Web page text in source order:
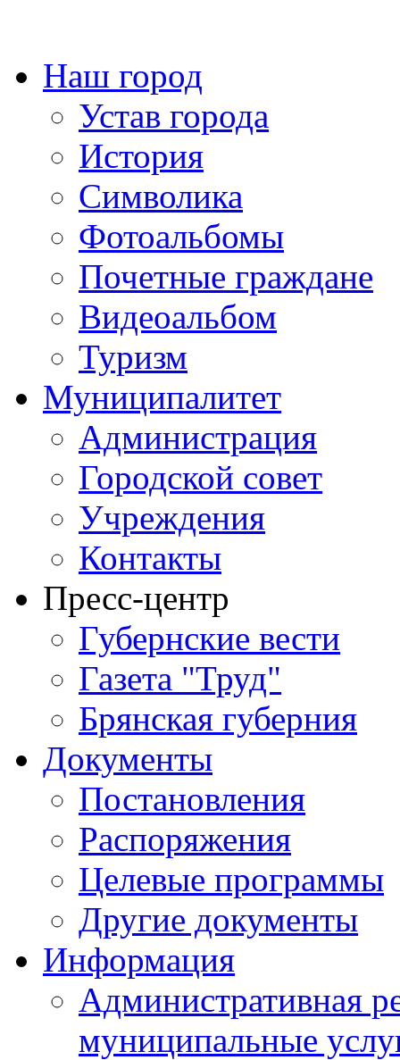
Наш город
Устав города
История
Символика
Фотоальбомы
Почетные граждане
Видеоальбом
Туризм
Муниципалитет
Администрация
Городской совет
Учреждения
Контакты
Пресс-центр
Губернские вести
Газета "Труд"
Брянская губерния
Документы
Постановления
Распоряжения
Целевые программы
Другие документы
Информация
Административная
муниципальные